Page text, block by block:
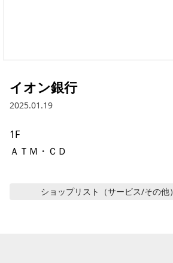
イオン銀行
2025.01.19
1F
ＡＴＭ・ＣＤ
ショップリスト（サービス/その他）